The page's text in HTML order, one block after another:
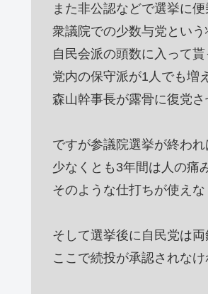
また非公認などで選挙に
衆議院での少数与党とい
自民会派の頭数に入って
党内の保守派が1人でも増
森山幹事長が露骨に復党
ですが参議院選挙が終われ
少なくとも3年間は人の痛
そのような仕打ちが使えな
そして選挙後に自民党は両
ここで続投が承認されな